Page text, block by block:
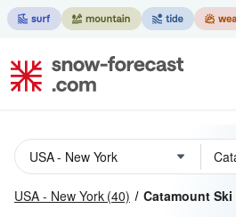
USA - New York (40) Catamount Ski